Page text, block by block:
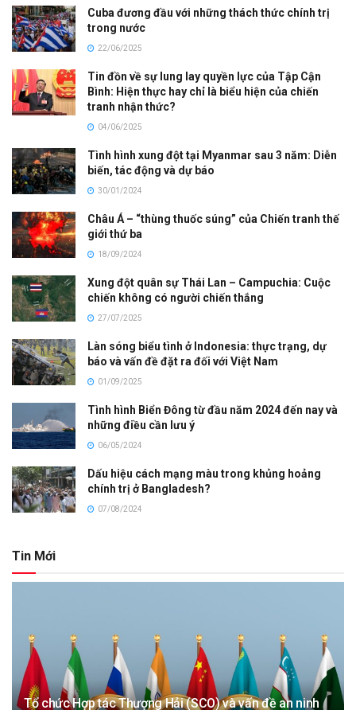
Cuba đương đầu với những thách thức chính trị
trong nước
22/06/2025
Tin đồn về sự lung lay quyền lực của Tập Cận
Bình: Hiện thực hay chỉ là biểu hiện của chiến
tranh nhận thức?
04/06/2025
Tình hình xung đột tại Myanmar sau 3 năm: Diễn
biến, tác động và dự báo
30/01/2024
Châu Á – “thùng thuốc súng” của Chiến tranh thế
giới thứ ba
18/09/2024
Xung đột quân sự Thái Lan – Campuchia: Cuộc
chiến không có người chiến thắng
27/07/2025
Làn sóng biểu tình ở Indonesia: thực trạng, dự
báo và vấn đề đặt ra đối với Việt Nam
01/09/2025
Tình hình Biển Đông từ đầu năm 2024 đến nay và
những điều cần lưu ý
06/05/2024
Dấu hiệu cách mạng màu trong khủng hoảng
chính trị ở Bangladesh?
07/08/2024
Tin Mới
Tổ chức Hợp tác Thượng Hải (SCO) và vấn đề an ninh